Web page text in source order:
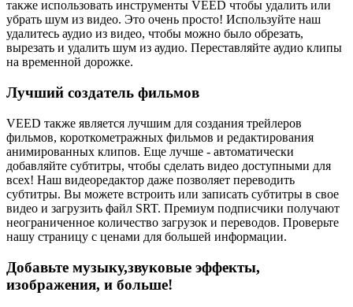
также использовать инструменты VEED чтобы удалить или
убрать шум из видео. Это очень просто! Используйте наш
удалитесь аудио из видео, чтобы можно было обрезать,
вырезать и удалить шум из аудио. Переставляйте аудио клипы
на временной дорожке.
Лучший создатель фильмов
VEED также является лучшим для создания трейлеров
фильмов, короткометражных фильмов и редактирования
анимированных клипов. Еще лучше - автоматически
добавляйте субтитры, чтобы сделать видео доступными для
всех! Наш видеоредактор даже позволяет переводить
субтитры. Вы можете встроить или записать субтитры в свое
видео и загрузить файл SRT. Премиум подписчики получают
неограниченное количество загрузок и переводов. Проверьте
нашу страницу с ценами для большей информации.
Добавьте музыку,звуковые эффекты,
изображения, и больше!